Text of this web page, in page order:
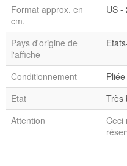
Format approx. en
cm.
US -
Pays d'origine de
l'affiche
Conditionnement
Pliée
Etat
Très
Attention
Ceci